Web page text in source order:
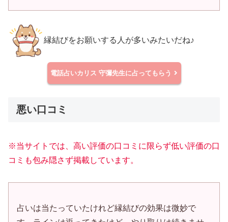
縁結びをお願いする人が多いみたいだね♪
電話占いカリス 守彌先生に占ってもらう
悪い口コミ
※当サイトでは、高い評価の口コミに限らず低い評価の口
コミも包み隠さず掲載しています。
占いは当たっていたけれど縁結びの効果は微妙で